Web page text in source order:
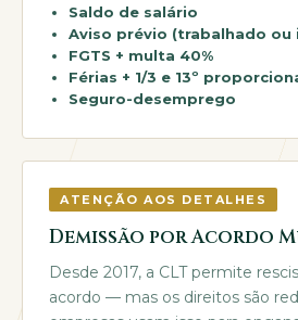
Saldo de salário
Aviso prévio (trabalhado ou
FGTS + multa 40%
Férias + 1/3 e 13º
Seguro-desemprego
ATENÇÃO AOS DETALHES
Demissão por Acordo
Desde 2017, a CLT permite
acordo — mas os direitos são